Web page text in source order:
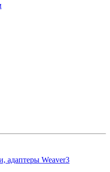
адаптеры Weaver3